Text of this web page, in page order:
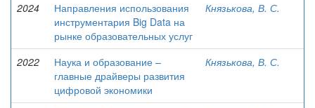
2024
Направления использования
инструментария Big Data на
рынке образовательных услуг
Князькова, В. С.
2022
Наука и образование –
главные драйверы развития
цифровой экономики
Князькова, В. С.